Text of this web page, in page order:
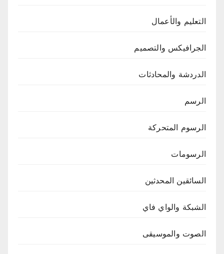
التعليم والأعمال
الجرافيكس والتصميم
الدردشة والمحادثات
الرسم
الرسوم المتحركة
الرسومات
السائقين المحدثين
الشبكة والواي فاي
الصوت والموسيقى